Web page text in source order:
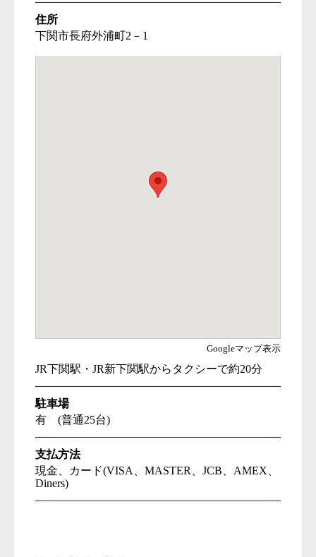
住所
下関市長府外浦町2－1
Googleマップ表示
JR下関駅・JR新下関駅からタクシーで約20分
駐車場
有 (普通25台)
支払方法
現金、カード(VISA、MASTER、JCB、AMEX、
Diners)